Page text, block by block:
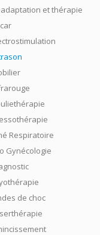
et thérapie
Respiratoire
Gynécologie
de choc